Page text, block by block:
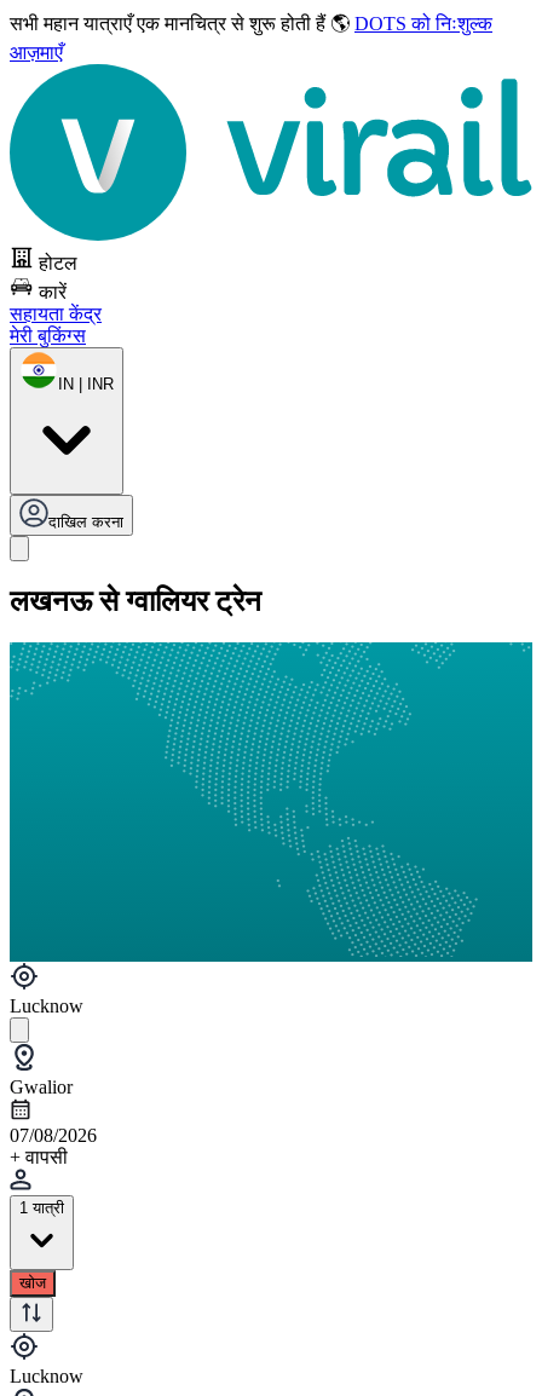
सभी महान यात्राएँएक मानचित्र से शुरू होती हैं 🌎 DOTS को निःशुल्क
आज़माएँ
होटल
कारें
सहायता केंद्र
मेरी बुकिंग्स
IN | INR
दाखिल करना
लखनऊ से ग्‍वालियर ट्रेन
Lucknow
Gwalior
07/08/2026
+ वापसी
1 यात्री
खोज
Lucknow